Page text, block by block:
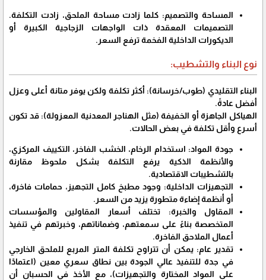
​المساحة والتصميم: كلما زادت مساحة الملحق، زادت التكلفة.
التصميمات المعقدة ذات الواجهات الزجاجية الكبيرة أو
الديكورات الداخلية الفخمة ترفع السعر.
​نوع البناء والتشطيب:
​البناء التقليدي (طوب/خرسانة): أكثر تكلفة ولكن يوفر متانة أعلى وعزل
أفضل عادةً.
​الهياكل الجاهزة أو الخفيفة (مثل الهناجر المعدنية المعزولة): قد تكون
أسرع وأقل تكلفة في بعض الحالات.
​جودة المواد: استخدام الرخام، الخشب الفاخر، التكييف المركزي،
والأنظمة الذكية يرفع التكلفة بشكل ملحوظ مقارنة
بالتشطيبات الاقتصادية.
​التجهيزات الداخلية: وجود مطبخ كامل التجهيز، حمامات فاخرة،
أو أنظمة إضاءة متطورة يزيد من السعر.
​المقاول والخبرة: تختلف أسعار المقاولين والمؤسسات
المتخصصة بناءً على سمعتهم، وضماناتهم، وخبرتهم في تنفيذ
أعمال الملاحق الفاخرة.
​تقدير عام: يمكن أن تتراوح تكلفة المتر المربع للملحق الخارجي
في جدة للتنفيذ عالي الجودة بين نطاق سعري معين (اعتمادًا
على المواد المختارة والتجهيزات)، مع الأخذ في الحسبان أن